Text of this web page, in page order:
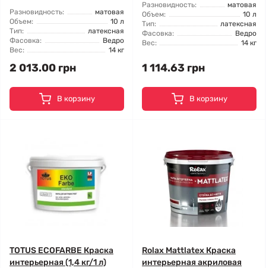
Разновидность:
матовая
Объем:
10 л
Тип:
латексная
Фасовка:
Ведро
Вес:
14 кг
2 013.00 грн
В корзину
Разновидность:
матовая
Объем:
10 л
Тип:
латексная
Фасовка:
Ведро
Вес:
14 кг
1 114.63 грн
В корзину
TOTUS ECOFARBE Краска
интерьерная (1,4 кг/1 л)
Rolax Mattlatex Краска
интерьерная акриловая